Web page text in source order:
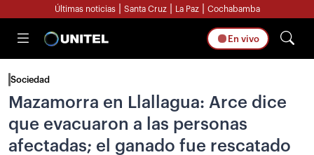
Últimas noticias Santa Cruz La Paz Cochabamba
En vivo
Sociedad
Mazamorra en Llallagua: Arce dice
que evacuaron a las personas
afectadas; el ganado fue rescatado